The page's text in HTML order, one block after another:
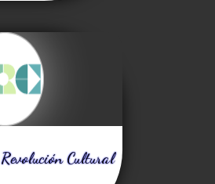
Cultural